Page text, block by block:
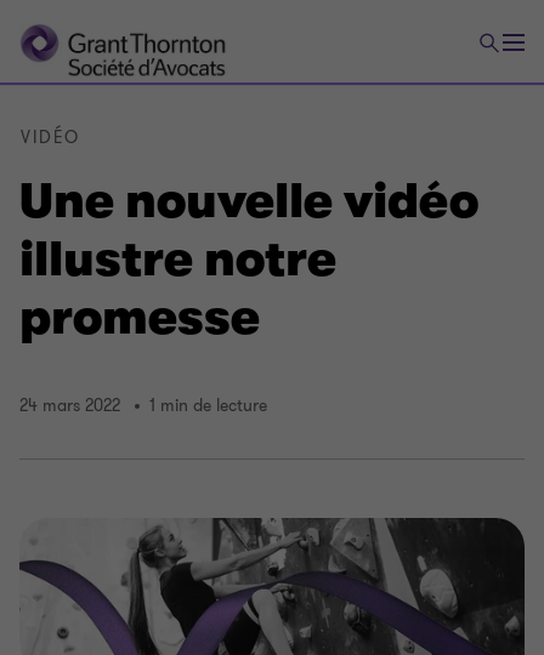
Une nouvelle vidéo
illustre notre
promesse
VIDÉO
24 mars 2022 1 min de lecture